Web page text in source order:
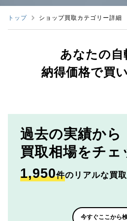
トップ ショップ買取カテゴリー詳細
あなたの自
納得価格で買
過去の実績から
買取相場をチェ
1,950件のリアルな買
今すぐここから